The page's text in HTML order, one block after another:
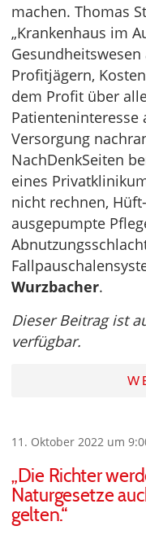
machen. Thomas
„Krankenhaus im
Profitjägern,
dem Profit über
Versorgung
NachDenkSeiten
eines
nicht rechnen,
ausgepumpte
Wurzbacher.
Dieser Beitrag ist
verfügbar.
11. Oktober 2022 um
„Die Richter
Naturgesetze
gelten.“